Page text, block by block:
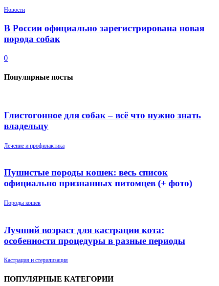
Новости
В России официально зарегистрирована новая
порода собак
0
Популярные посты
Глистогонное для собак – всё что нужно знать
владельцу
Лечение и профилактика
Пушистые породы кошек: весь список
официально признанных питомцев (+ фото)
Породы кошек
Лучший возраст для кастрации кота:
особенности процедуры в разные периоды
Кастрация и стерилизация
ПОПУЛЯРНЫЕ КАТЕГОРИИ